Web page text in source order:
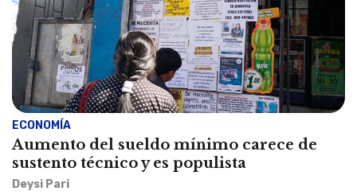
ECONOMÍA
Aumento del sueldo mínimo carece de
sustento técnico y es populista
Deysi Pari